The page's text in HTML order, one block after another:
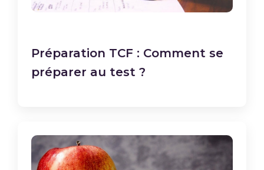
Préparation TCF : Comment se
préparer au test ?